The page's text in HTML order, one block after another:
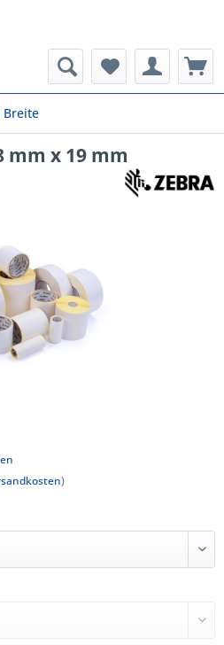
Breite
mm x 19 mm
)